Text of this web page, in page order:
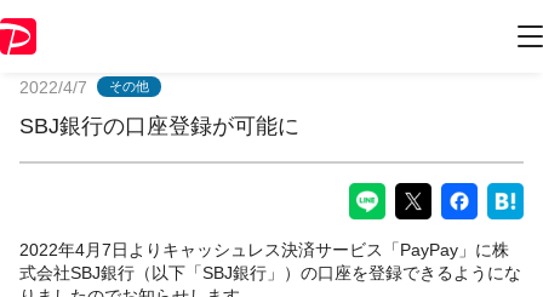
2022/4/7 その他
SBJ銀行の口座登録が可能に
2022年4月7日よりキャッシュレス決済サービス「PayPay」に株
式会社SBJ銀行（以下「SBJ銀行」）の口座を登録できるようにな